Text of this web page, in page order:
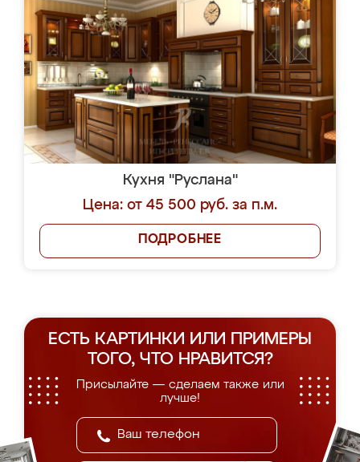
Кухня "Руслана"
Цена: от 45 500 руб. за п.м.
ПОДРОБНЕЕ
ЕСТЬ КАРТИНКИ ИЛИ ПРИМЕРЫ
ТОГО, ЧТО НРАВИТСЯ?
Присылайте — сделаем также или
лучше!